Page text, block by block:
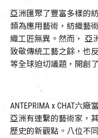
亞洲匯聚了豐富多樣的
類為應用藝術，紡織藝
織工匠無異。然而， 亞
致敬傳統工藝之餘，也
等全球迫切議題，開創
ANTEPRIMA x CHAT六廠
亞洲有連繫的藝術家，
歷史的新觀點。八位不